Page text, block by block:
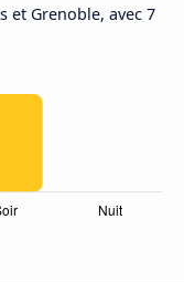
et Grenoble, avec 7